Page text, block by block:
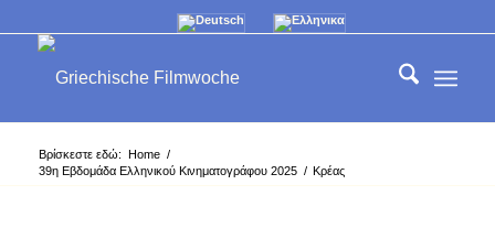
Βρίσκεστε εδώ: Home /
39η Εβδομάδα Ελληνικού Κινηματογράφου 2025 / Κρέας